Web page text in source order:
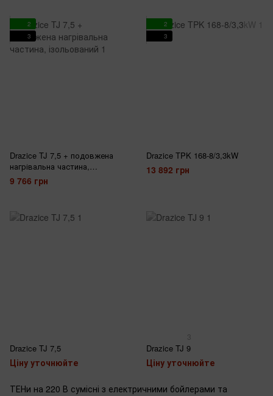
2
3
Drazice TJ 7,5 + подовжена
нагрівальна частина,
ізольований
9 766 грн
2
3
Drazice TPK 168-8/3,3kW
13 892 грн
Drazice TJ 7,5
Ціну уточнюйте
3
Drazice TJ 9
Ціну уточнюйте
ТЕНи на 220 В сумісні з електричними бойлерами та